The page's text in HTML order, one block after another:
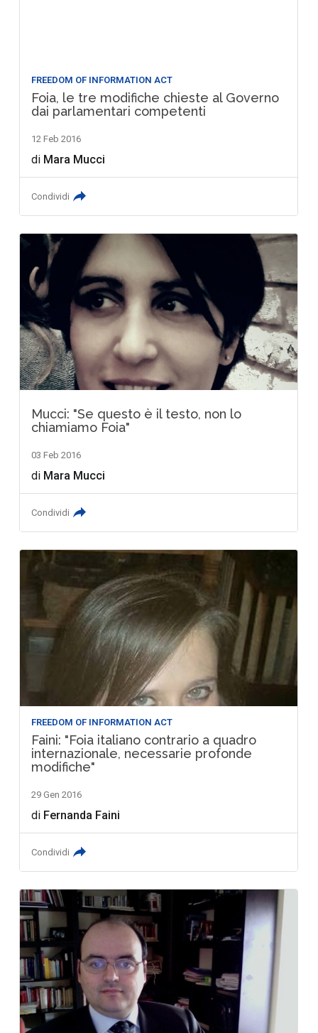
FREEDOM OF INFORMATION ACT
Foia, le tre modifiche chieste al Governo
dai parlamentari competenti
12 Feb 2016
di Mara Mucci
Condividi
Mucci: "Se questo è il testo, non lo
chiamiamo Foia"
03 Feb 2016
di Mara Mucci
Condividi
FREEDOM OF INFORMATION ACT
Faini: "Foia italiano contrario a quadro
internazionale, necessarie profonde
modifiche"
29 Gen 2016
di Fernanda Faini
Condividi